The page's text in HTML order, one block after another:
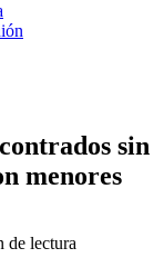
sin
menores
de lectura